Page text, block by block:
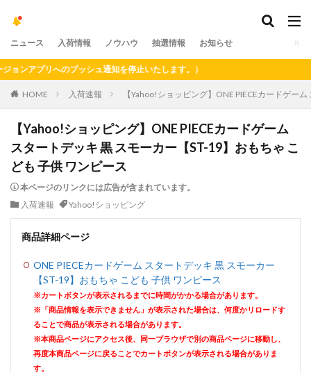
ニュース 入荷情報 ノウハウ 抽選情報 お知らせ
プリへのプッシュ通知を停止いたします。）
HOME 入荷速報 【Yahoo!ショッピング】ONE PIECEカードゲー
【Yahoo!ショッピング】ONE PIECEカードゲーム
スタートデッキ 黒 スモーカー【ST-19】おもちゃ こ
ども 子供 ワンピース
本ページのリンクには広告が含まれています。
入荷速報
Yahoo!ショッピング
商品詳細ページ
ONE PIECEカードゲーム スタートデッキ 黒 スモーカー
【ST-19】おもちゃ こども 子供 ワンピース
※カートボタンが表示されるまでに時間がかかる場合があります。
※「商品情報を表示できません」が表示された場合は、何度かリロードす
ることで商品が表示される場合があります。
※本商品ページにアクセス後、同一ブラウザで別の商品ページに移動し、
再度本商品ページに戻ることでカートボタンが表示される場合がありま
す。